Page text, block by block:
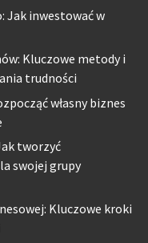
Jak inwestować w
Kluczowe metody i
trudności
własny biznes
tworzyć
swojej grupy
Kluczowe kroki